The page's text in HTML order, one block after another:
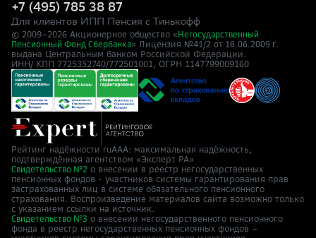
+7 (495) 785 38 87
Для клиентов ИПП Пенсия с Тинькофф
© 2009–2026 Акционерное общество « Негосударственный
Пенсионный Фонд Сбербанка» Лицензия №41/2 от 16.06.2009 г.
выдана Центральным банком Российской Федерации.
ИНН/ КПП 7725352740/772501001, ОГРН 1147799009160
Рейтинг надёжности ruAAA: максимальная надёжность,
подтверждённая агентством «Эксперт РА»
Свидетельство №2 о внесении в реестр негосударственных
пенсионных фондов - участников системы гарантирования прав
застрахованных лиц в системе обязательного пенсионного
страхования. Воспроизведение материалов сайта возможно только
с указанием ссылки на источник.
Свидетельство №3 о внесении негосударственного пенсионного
фонда в реестр негосударственных пенсионных фондов –